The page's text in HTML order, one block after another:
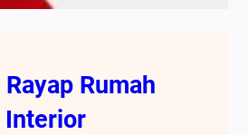
Rumah
Interior